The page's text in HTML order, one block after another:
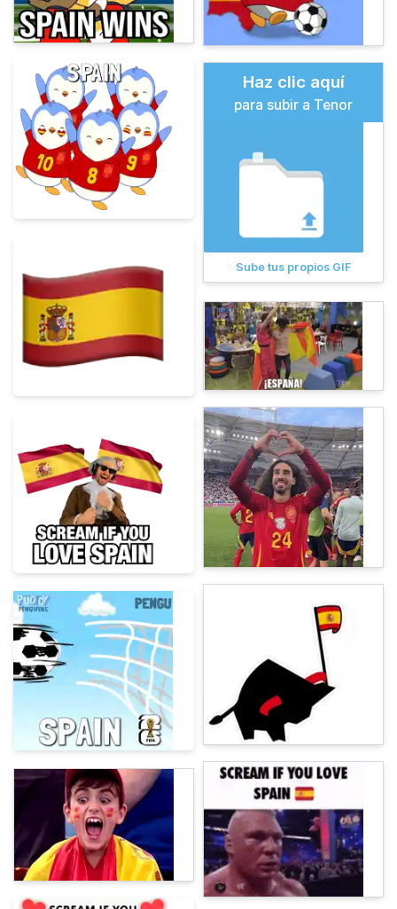
Haz clic aquí
para subir a Tenor
Sube tus propios GIF